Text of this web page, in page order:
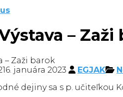
Výstava –
16. januára 2023 EGJAK
dejiny sa s p. učiteľkou